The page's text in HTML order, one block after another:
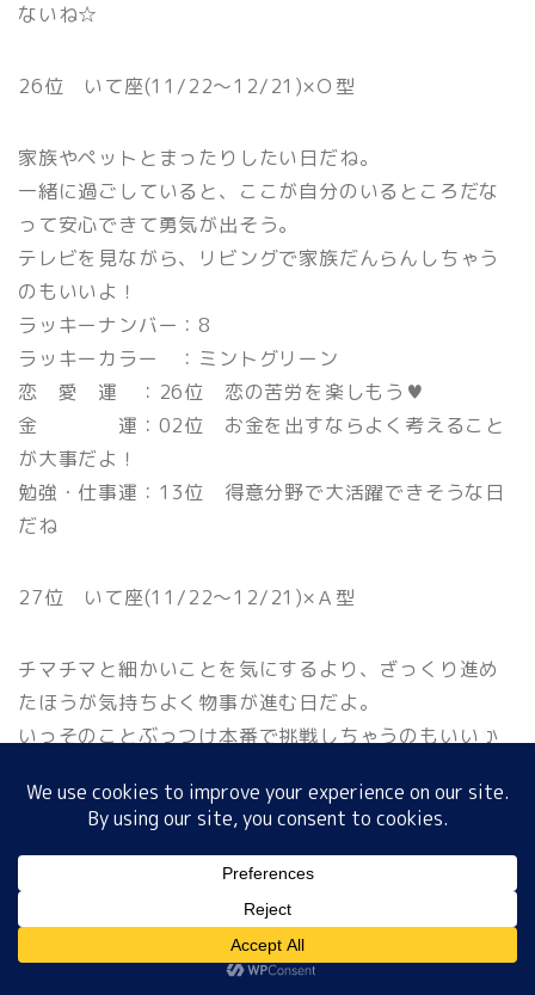
ないね☆
26位 いて座(11/22〜12/21)×Ｏ型
家族やペットとまったりしたい日だね。
一緒に過ごしていると、ここが自分のいるところだな
って安心できて勇気が出そう。
テレビを見ながら、リビングで家族だんらんしちゃう
のもいいよ！
ラッキーナンバー：8
ラッキーカラー ：ミントグリーン
恋 愛 運 ：26位 恋の苦労を楽しもう♥
金 運：02位 お金を出すならよく考えること
が大事だよ！
勉強・仕事運：13位 得意分野で大活躍できそうな日
だね
27位 いて座(11/22〜12/21)×Ａ型
チマチマと細かいことを気にするより、ざっくり進め
たほうが気持ちよく物事が進む日だよ。
いっそのことぶっつけ本番で挑戦しちゃうのもいいか
テレビはじっくり見るといいよ☆
ラッキーナンバー：75
ラッキーカラー ：チャコールグレー
恋 愛 運 ：25位 クールキャラは受けが悪いみた
いだね
金 運：04位 買い物は質にこだわって選ぶと
プロフィール サイトマップ
サイトマップ